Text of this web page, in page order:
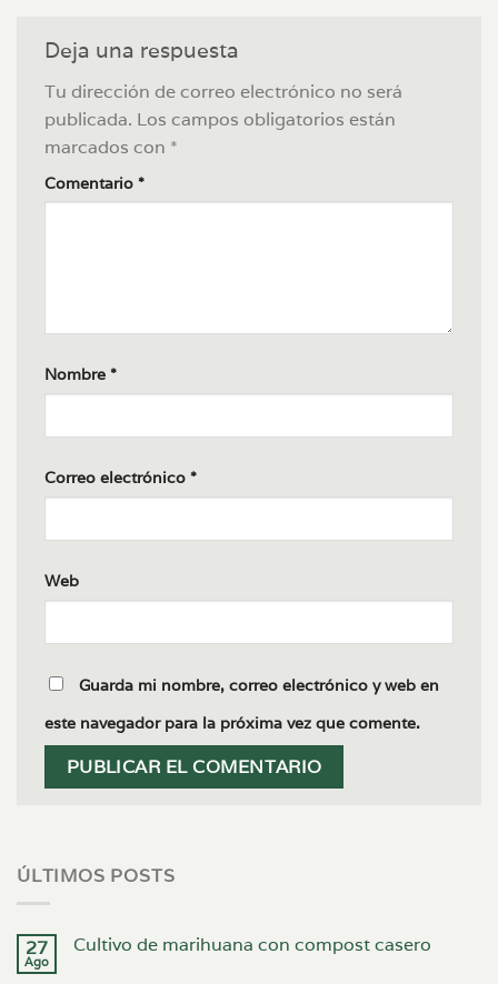
Deja una respuesta
Tu dirección de correo electrónico no será
publicada. Los campos obligatorios están
marcados con *
Comentario *
Nombre *
Correo electrónico *
Web
Guarda mi nombre, correo electrónico y web en
este navegador para la próxima vez que comente.
ÚLTIMOS POSTS
27
Ago
Cultivo de marihuana con compost casero